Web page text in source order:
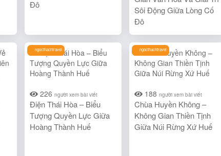
Đô
Sôi Động Giữa Lòng Cố
Đô
ngocthachtravel
226 người xem bài viết
Điện Thái Hòa – Biểu
Tượng Quyền Lực Giữa
Hoàng Thành Huế
ngocthachtravel
188 người xem bài viết
Chùa Huyền Không –
Không Gian Thiền Tịnh
Giữa Núi Rừng Xứ Huế